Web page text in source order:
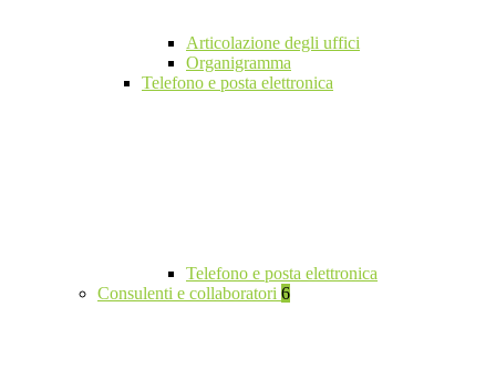
Articolazione degli uffici
Organigramma
Telefono e posta elettronica
Telefono e posta elettronica
Consulenti e collaboratori 6